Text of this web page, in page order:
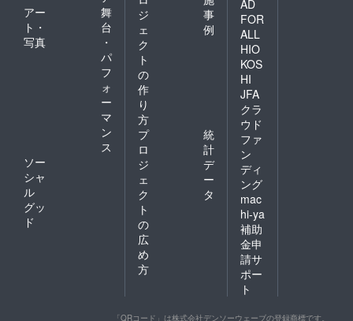
アー
ト・
写真
舞
台
・
パ
フ
ォ
ー
マ
ン
ス
ソー
シャ
ル
グッ
ド
ジ
ェ
ク
ト
の
作
り
方
事
例
プ
ロ
ジ
ェ
ク
ト
の
広
め
方
統
計
デ
ー
タ
AD
FOR
ALL
HIO
KOS
HI
JFA
クラ
ウド
ファ
ン
ディ
ング
mac
hi-ya
補助
金申
請サ
ポー
ト
「QRコード」は株式会社デンソーウェーブの登録商標です。